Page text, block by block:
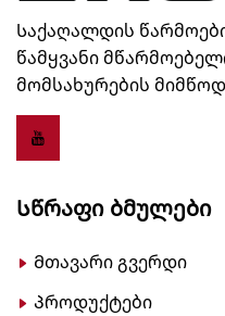
Საქაღალდის
წამყვანი
მომსახურების
Სწრაფი Ბმულები
Მთავარი გვერდი
Პროდუქტები